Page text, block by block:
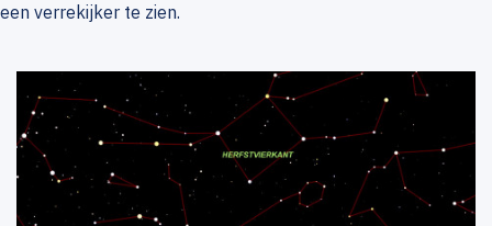
een verrekijker te zien.